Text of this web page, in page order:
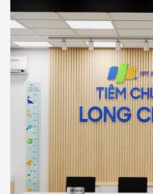
Chủng Long Châu ,
Hồ Chí Minh